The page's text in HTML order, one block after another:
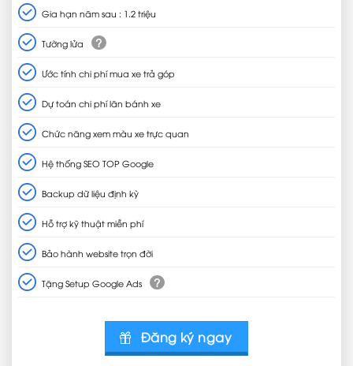
Gia hạn năm sau : 1.2 triệu
Tường lửa ?
Ước tính chi phí mua xe trả góp
Dự toán chi phí lăn bánh xe
Chức năng xem màu xe trực quan
Hệ thống SEO TOP Google
Backup dữ liệu định kỳ
Hỗ trợ kỹ thuật miễn phí
Bảo hành website trọn đời
Tặng Setup Google Ads ?
Đăng ký ngay